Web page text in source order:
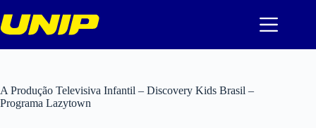
para
o
A Produção Televisiva Infantil – Discovery Kids Brasil –
Programa Lazytown